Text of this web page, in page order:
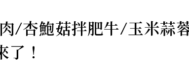
/杏鮑菇拌肥牛/玉米蒜
！